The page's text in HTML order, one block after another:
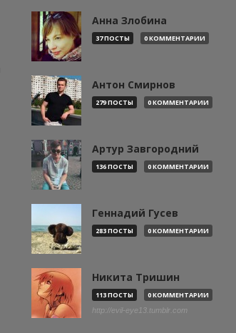
Анна Злобина
37 ПОСТЫ 0 КОММЕНТАРИИ
Антон Смирнов
279 ПОСТЫ 0 КОММЕНТАРИИ
Артур Завгородний
136 ПОСТЫ 0 КОММЕНТАРИИ
Геннадий Гусев
283 ПОСТЫ 0 КОММЕНТАРИИ
Никита Тришин
113 ПОСТЫ 0 КОММЕНТАРИИ
http://evil-eye13.tumblr.com